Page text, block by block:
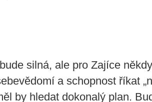
silná, ale pro Zajíce
a schopnost říkat
by hledat dokonalý plan.